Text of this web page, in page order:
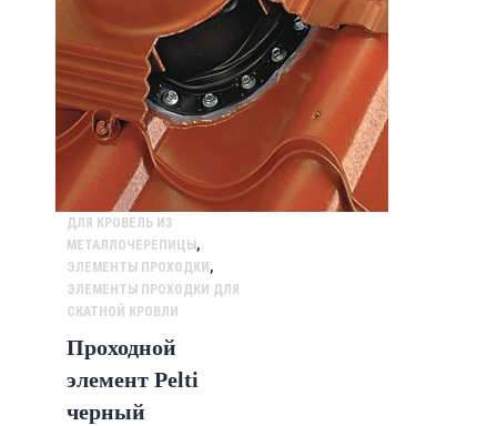
ДЛЯ КРОВЕЛЬ ИЗ
МЕТАЛЛОЧЕРЕПИЦЫ ,
ЭЛЕМЕНТЫ ПРОХОДКИ ,
ЭЛЕМЕНТЫ ПРОХОДКИ ДЛЯ
СКАТНОЙ КРОВЛИ
Проходной
элемент Pelti
черный